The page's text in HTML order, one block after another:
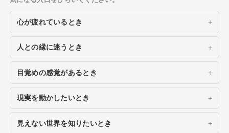
心が疲れているとき
人との縁に迷うとき
目覚めの感覚があるとき
現実を動かしたいとき
見えない世界を知りたいとき